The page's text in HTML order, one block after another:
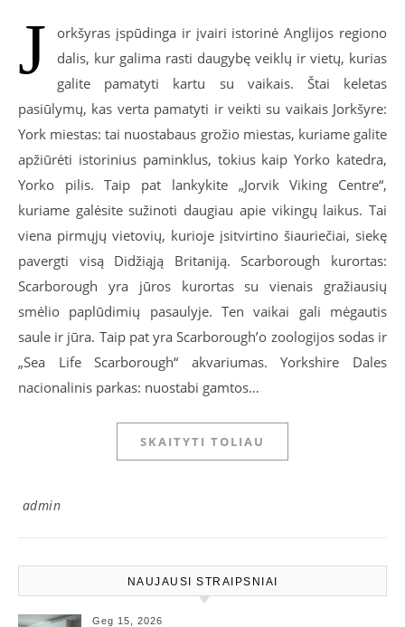
J
orkšyras įspūdinga ir įvairi istorinė Anglijos regiono
dalis, kur galima rasti daugybę veiklų ir vietų, kurias
galite pamatyti kartu su vaikais. Štai keletas
pasiūlymų, kas verta pamatyti ir veikti su vaikais Jorkšyre:
York miestas: tai nuostabaus grožio miestas, kuriame galite
apžiūrėti istorinius paminklus, tokius kaip Yorko katedra,
Yorko pilis. Taip pat lankykite „Jorvik Viking Centre“,
kuriame galėsite sužinoti daugiau apie vikingų laikus. Tai
viena pirmųjų vietovių, kurioje įsitvirtino šiauriečiai, siekę
pavergti visą Didžiąją Britaniją. Scarborough kurortas:
Scarborough yra jūros kurortas su vienais gražiausių
smėlio paplūdimių pasaulyje. Ten vaikai gali mėgautis
saule ir jūra. Taip pat yra Scarborough’o zoologijos sodas ir
„Sea Life Scarborough“ akvariumas. Yorkshire Dales
nacionalinis parkas: nuostabi gamtos…
SKAITYTI TOLIAU
admin
NAUJAUSI STRAIPSNIAI
Geg 15, 2026